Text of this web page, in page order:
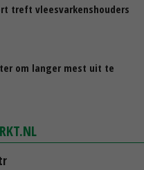
treft vleesvarkenshouders
om langer mest uit te